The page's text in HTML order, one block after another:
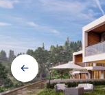
Galerij
navigatie